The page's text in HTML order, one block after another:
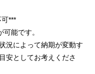
***
能です。
況によって納期が変動す
安としてお考えくださ